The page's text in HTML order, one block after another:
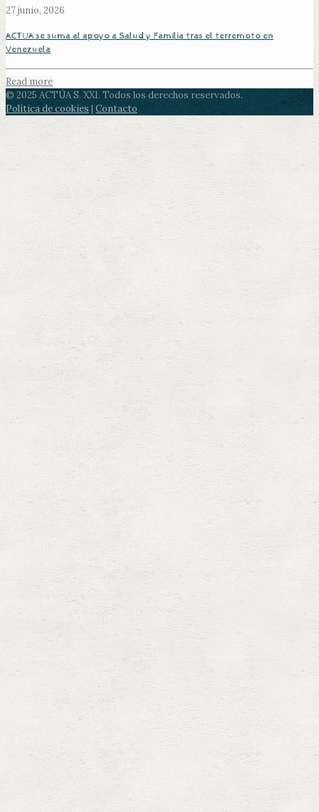
27 junio, 2026
ACTUA se suma al apoyo a Salud y Familia tras el terremoto en
Venezuela
Read more
© 2025 ACTÚA S. XXI. Todos los derechos reservados.
Política de cookies | Contacto